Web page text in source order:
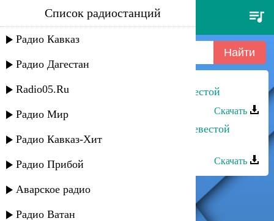
олежка каспер - за невестой
Список радиостанций
Радио Кавказ
Радио Дагестан
Radio05.Ru
Радио Мир
Радио Кавказ-Хит
Радио Прибой
Аварское радио
Радио Ватан
Хава Газахова - Я стану твоей невестой
Скачать
Рейсан Магомедкеримов - Моей невестой
стала милая
Скачать